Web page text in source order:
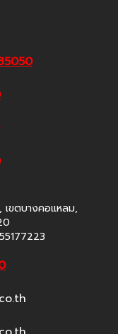
ขตบางคอแหลม,